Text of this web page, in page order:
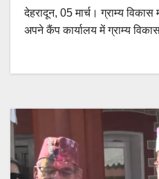
देहरादून, 05 मार्च। ग्राम्य
अपने कैंप कार्यालय में ग्राम्य